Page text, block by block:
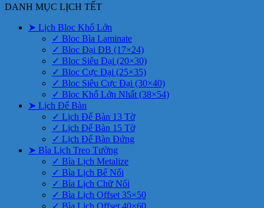
DANH MỤC LỊCH TẾT
➤ Lịch Bloc Khổ Lớn
✓ Bloc Bìa Laminate
✓ Bloc Đại ĐB (17×24)
✓ Bloc Siêu Đại (20×30)
✓ Bloc Cực Đại (25×35)
✓ Bloc Siêu Cực Đại (30×40)
✓ Bloc Khổ Lớn Nhất (38×54)
➤ Lịch Để Bàn
✓ Lịch Để Bàn 13 Tờ
✓ Lịch Để Bàn 15 Tờ
✓ Lịch Để Bàn Đứng
➤ Bìa Lịch Treo Tường
✓ Bìa Lịch Metalize
✓ Bìa Lịch Bế Nổi
✓ Bìa Lịch Chữ Nổi
✓ Bìa Lịch Offset 35×50
✓ Bìa Lịch Offset 40×60